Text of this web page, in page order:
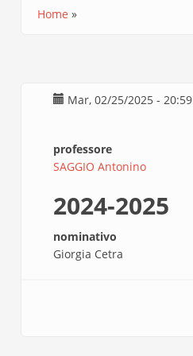
Home
Mar, 02/25/2025 - 20:59
professore
SAGGIO Antonino
2024-2025
nominativo
Giorgia Cetra